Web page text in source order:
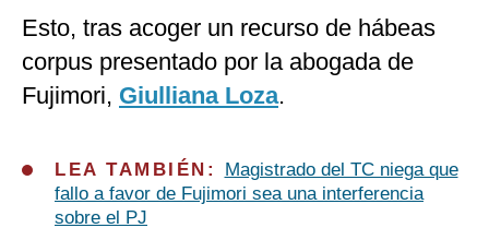
Esto, tras acoger un recurso de hábeas
corpus presentado por la abogada de
Fujimori, Giulliana Loza.
LEA TAMBIÉN:
Magistrado del TC niega que
fallo a favor de Fujimori sea una interferencia
sobre el PJ